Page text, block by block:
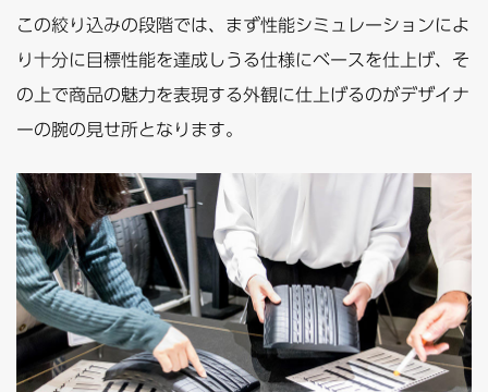
この絞り込みの段階では、まず性能シミュレーションによ
り十分に目標性能を達成しうる仕様にベースを仕上げ、そ
の上で商品の魅力を表現する外観に仕上げるのがデザイナ
ーの腕の見せ所となります。